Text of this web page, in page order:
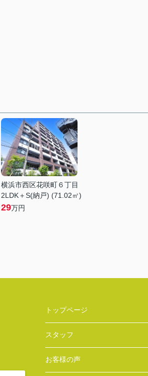
横浜市西区花咲町６丁目
2LDK＋S(納戸) (71.02㎡)
29万円
トップページ
スタッフ
お客様の声